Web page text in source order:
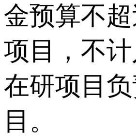
金预算不
项目，不
在研项目
目。